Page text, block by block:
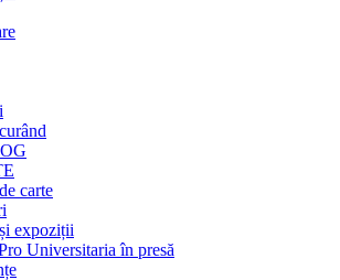
carte
expoziții
Universitaria în presă